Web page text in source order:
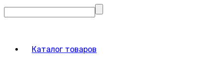
Каталог товаров